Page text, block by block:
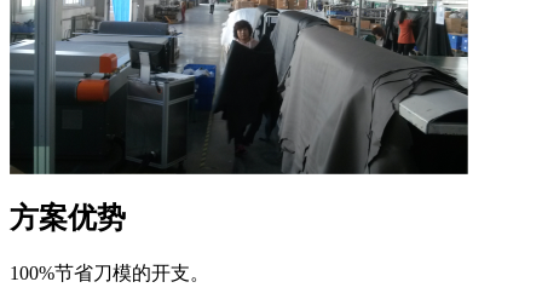
方案优势
100%节省刀模的开支。